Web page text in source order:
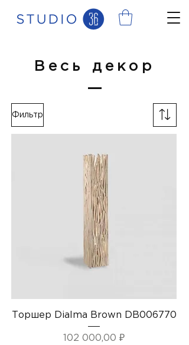
Весь декор
Фильтр
Торшер Dialma Brown DB006770
Цена
102 000,00 ₽